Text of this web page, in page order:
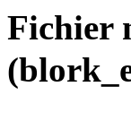
Fichier